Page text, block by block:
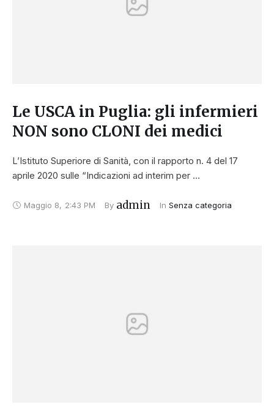
Le USCA in Puglia: gli infermieri
NON sono CLONI dei medici
L’Istituto Superiore di Sanità, con il rapporto n. 4 del 17
aprile 2020 sulle “Indicazioni ad interim per …
Maggio 8, 2:43 PM By admin In Senza categoria